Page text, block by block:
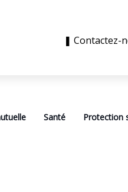
❚ Contactez-
Santé Protection